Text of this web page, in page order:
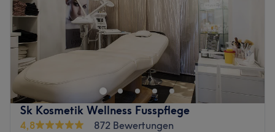
Sk Kosmetik Wellness Fusspflege
4,8
872 Bewertungen